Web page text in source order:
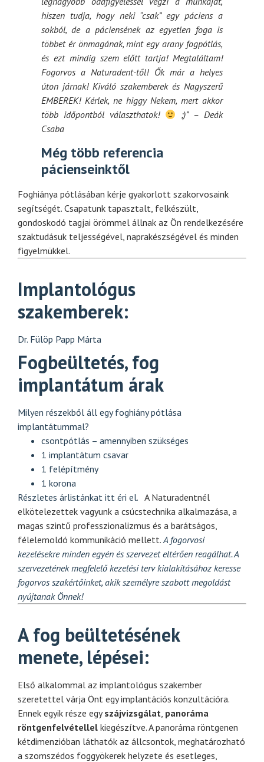
hiszen tudja, hogy neki “csak” egy páciens a
sokból, de a páciensének az egyetlen foga is
többet ér önmagának, mint egy arany fogpótlás,
és ezt mindig szem előtt tartja! Megtaláltam!
Fogorvos a Naturadent-től! Ők már a helyes
úton járnak! Kiváló szakemberek és Nagyszerű
EMBEREK! Kérlek, ne higgy Nekem, mert akkor
több időpontból választhatok!
;)” – Deák
Csaba
Még több referencia
pácienseinktől
Foghiánya pótlásában kérje gyakorlott szakorvosaink
segítségét. Csapatunk tapasztalt, felkészült,
gondoskodó tagjai örömmel állnak az Ön rendelkezésére
szaktudásuk teljességével, naprakészségével és minden
figyelmükkel.
Implantológus
szakemberek:
Dr. Fülöp Papp Márta
Fogbeültetés, fog
implantátum árak
Milyen részekből áll egy foghiány pótlása
implantátummal?
csontpótlás – amennyiben szükséges
1 implantátum csavar
1 felépítmény
1 korona
Részletes árlistánkat itt éri el. A Naturadentnél
elkötelezettek vagyunk a csúcstechnika alkalmazása, a
magas szintű professzionalizmus és a barátságos,
félelemoldó kommunikáció mellett. A fogorvosi
kezelésekre minden egyén és szervezet eltérően reagálhat. A
szervezetének megfelelő kezelési terv kialakításához keresse
fogorvos szakértőinket, akik személyre szabott megoldást
nyújtanak Önnek!
A fog beültetésének
menete, lépései:
Első alkalommal az implantológus szakember
szeretettel várja Önt egy implantációs konzultációra.
Ennek egyik része egyszájvizsgálat panoráma
röntgenfelvétellel kiegészítve. A panoráma röntgenen
kétdimenzióban láthatók az állcsontok, meghatározható
a szomszédos foggyökerek helyzete és esetleges,